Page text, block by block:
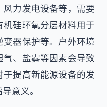
力发电设备等，需要
硅环氧分层材料用于
器保护等。户外环境
、盐雾等因素会导致
提高新能源设备的发
意义。